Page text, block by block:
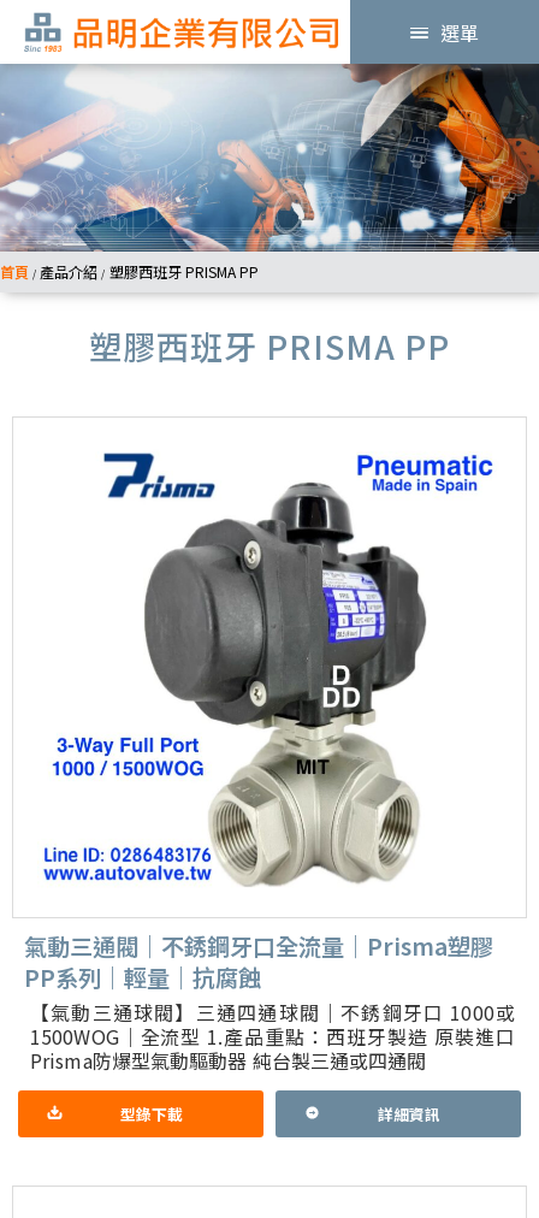
選單
首頁 / 產品介紹 / 塑膠西班牙 PRISMA PP
塑膠西班牙 PRISMA PP
氣動三通閥｜不銹鋼牙口全流量｜Prisma塑膠
PP系列｜輕量｜抗腐蝕
【氣動三通球閥】三通四通球閥｜不銹鋼牙口 1000或
1500WOG｜全流型 1.產品重點：西班牙製造 原裝進口
Prisma防爆型氣動驅動器 純台製三通或四通閥
型錄下載 詳細資訊